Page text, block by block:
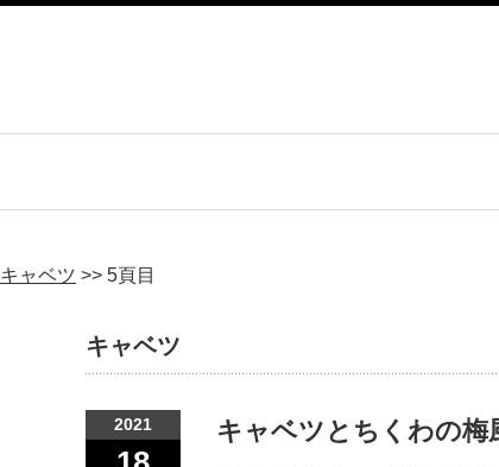
キャベツ >> 5頁目
キャベツ
2021 キャベツとちくわの梅